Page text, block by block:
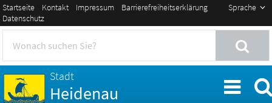
Sprache
Startseite Kontakt Impressum
Barrierefreiheitserklärung
Datenschutz
Stadt
Heidenau